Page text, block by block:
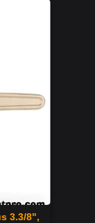
3.3/8",